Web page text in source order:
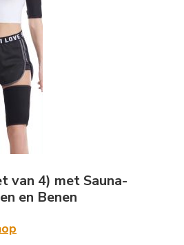
van 4) met Sauna-
en Benen